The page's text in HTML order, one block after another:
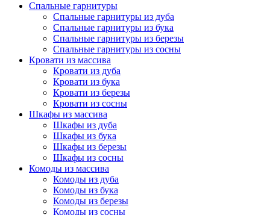
Спальные гарнитуры
Спальные гарнитуры из дуба
Спальные гарнитуры из бука
Спальные гарнитуры из березы
Спальные гарнитуры из сосны
Кровати из массива
Кровати из дуба
Кровати из бука
Кровати из березы
Кровати из сосны
Шкафы из массива
Шкафы из дуба
Шкафы из бука
Шкафы из березы
Шкафы из сосны
Комоды из массива
Комоды из дуба
Комоды из бука
Комоды из березы
Комоды из сосны